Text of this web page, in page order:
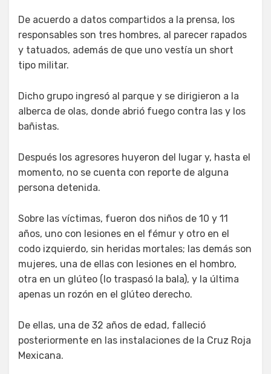
De acuerdo a datos compartidos a la prensa, los
responsables son tres hombres, al parecer rapados
y tatuados, además de que uno vestía un short
tipo militar.
Dicho grupo ingresó al parque y se dirigieron a la
alberca de olas, donde abrió fuego contra las y los
bañistas.
Después los agresores huyeron del lugar y, hasta el
momento, no se cuenta con reporte de alguna
persona detenida.
Sobre las víctimas, fueron dos niños de 10 y 11
años, uno con lesiones en el fémur y otro en el
codo izquierdo, sin heridas mortales; las demás son
mujeres, una de ellas con lesiones en el hombro,
otra en un glúteo (lo traspasó la bala), y la última
apenas un rozón en el glúteo derecho.
De ellas, una de 32 años de edad, falleció
posteriormente en las instalaciones de la Cruz Roja
Mexicana.